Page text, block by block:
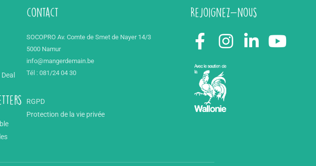
contact
SOCOPRO Av. Comte de Smet de Nayer 14/3
5000 Namur
info@mangerdemain.be
Tél : 081/24 04 30
RGPD
Protection de la vie privée
Rejoignez-nous